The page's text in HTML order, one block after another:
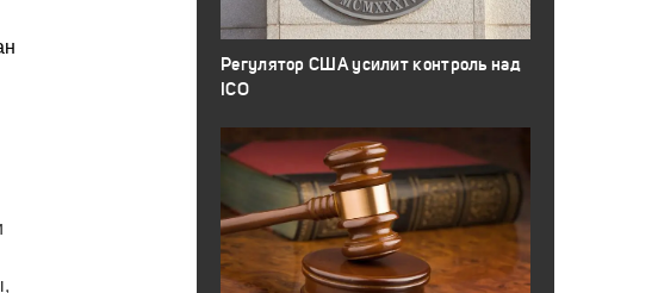
Регулятор США усилит контроль над
ICO